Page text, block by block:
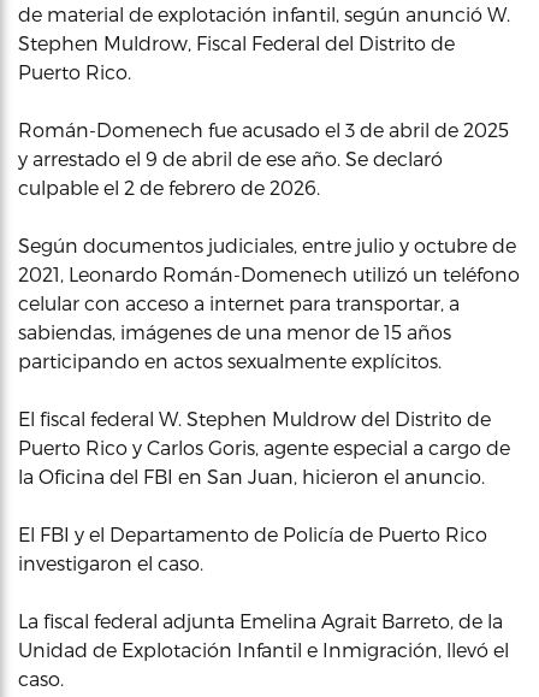
de material de explotación infantil, según anunció W.
Stephen Muldrow, Fiscal Federal del Distrito de
Puerto Rico.
Román-Domenech fue acusado el 3 de abril de 2025
y arrestado el 9 de abril de ese año. Se declaró
culpable el 2 de febrero de 2026.
Según documentos judiciales, entre julio y octubre de
2021, Leonardo Román-Domenech utilizó un teléfono
celular con acceso a internet para transportar, a
sabiendas, imágenes de una menor de 15 años
participando en actos sexualmente explícitos.
El fiscal federal W. Stephen Muldrow del Distrito de
Puerto Rico y Carlos Goris, agente especial a cargo de
la Oficina del FBI en San Juan, hicieron el anuncio.
El FBI y el Departamento de Policía de Puerto Rico
investigaron el caso.
La fiscal federal adjunta Emelina Agrait Barreto, de la
Unidad de Explotación Infantil e Inmigración, llevó el
caso.